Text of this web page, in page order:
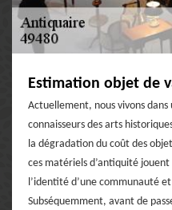
Estimation objet de
Actuellement, nous vivons
connaisseurs des arts
la dégradation du coût des
ces matériels d’antiquité
l’identité d’une communauté
Subséquemment, avant de